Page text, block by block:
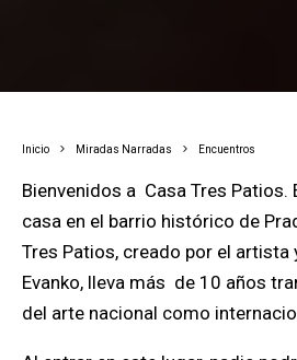
Inicio Miradas Narradas Encuentros
Bienvenidos a Casa Tres Patios.
casa en el barrio histórico de
Tres Patios, creado por el artista
Evanko, lleva más de 10 años
del arte nacional como